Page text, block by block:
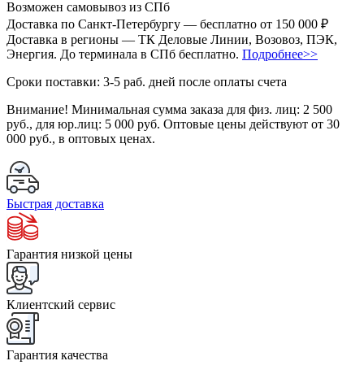
Возможен самовывоз из СПб
Доставка по Санкт-Петербургу — бесплатно от 150 000 ₽
Доставка в регионы — ТК Деловые Линии, Возовоз, ПЭК,
Энергия. До терминала в СПб бесплатно. Подробнее>>
Сроки поставки: 3-5 раб. дней после оплаты счета
Внимание! Минимальная сумма заказа для физ. лиц: 2 500
руб., для юр.лиц: 5 000 руб. Оптовые цены действуют от 30
000 руб., в оптовых ценах.
Быстрая доставка
Гарантия низкой цены
Клиентский сервис
Гарантия качества